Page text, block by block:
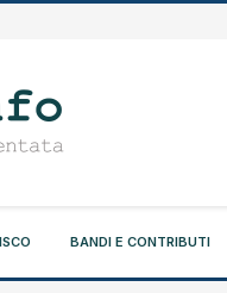
BANDI E CONTRIBUTI